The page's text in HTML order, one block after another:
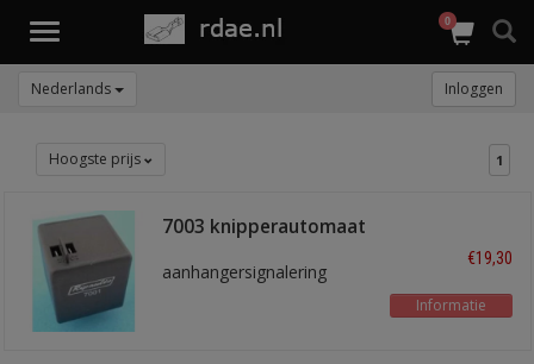
Toggle
0
Nederlands Inloggen
Hoogste prijs 1
7003 knipperautomaat
aanhangersignalering
€19,30
Informatie